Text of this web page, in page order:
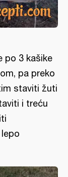
po 3 kašike
pa preko
staviti žuti
i treću